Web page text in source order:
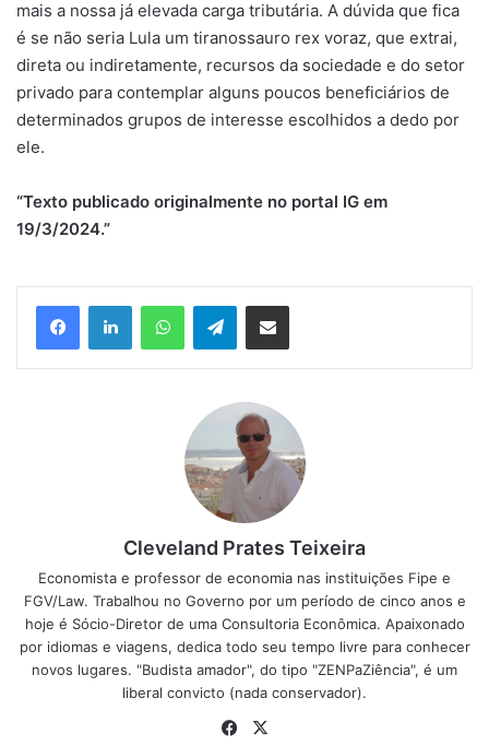
mais a nossa já elevada carga tributária. A dúvida que fica
é se não seria Lula um tiranossauro rex voraz, que extrai,
direta ou indiretamente, recursos da sociedade e do setor
privado para contemplar alguns poucos beneficiários de
determinados grupos de interesse escolhidos a dedo por
ele.
“Texto publicado originalmente no portal IG em
19/3/2024.”
Telegram
Cleveland Prates Teixeira
Economista e professor de economia nas instituições Fipe e
FGV/Law. Trabalhou no Governo por um período de cinco anos e
hoje é Sócio-Diretor de uma Consultoria Econômica. Apaixonado
por idiomas e viagens, dedica todo seu tempo livre para conhecer
novos lugares. "Budista amador", do tipo "ZENPaZiência", é um
liberal convicto (nada conservador).
Fa